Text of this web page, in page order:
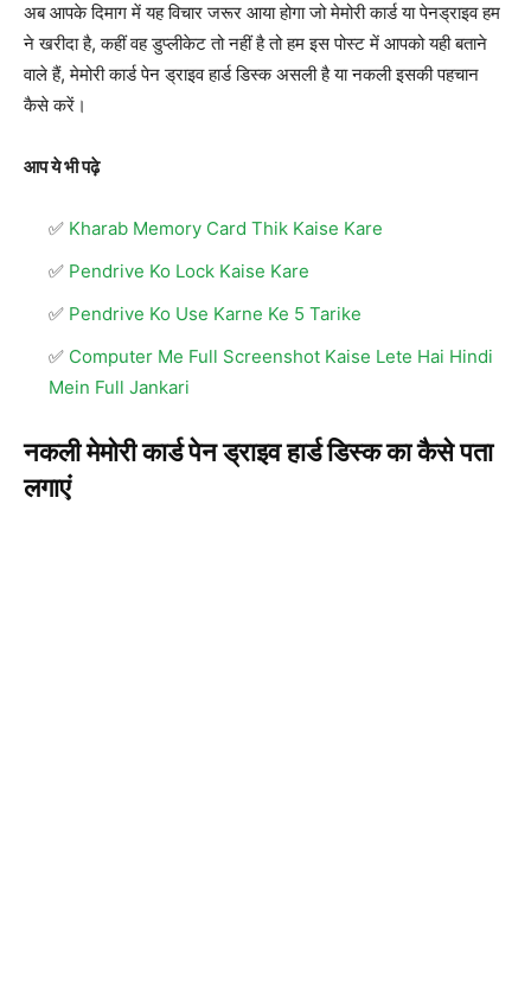
अब आपके दिमाग में यह विचार जरूर आया होगा जो मेमोरी कार्ड या पेनड्राइव हम
ने खरीदा है, कहीं वह डुप्लीकेट तो नहीं है तो हम इस पोस्ट में आपको यही बताने
वाले हैं, मेमोरी कार्ड पेन ड्राइव हार्ड डिस्क असली है या नकली इसकी पहचान
कैसे करें।
आप ये भी पढ़े
Kharab Memory Card Thik Kaise Kare
Pendrive Ko Lock Kaise Kare
Pendrive Ko Use Karne Ke 5 Tarike
Computer Me Full Screenshot Kaise Lete Hai Hindi
Mein Full Jankari
नकली मेमोरी कार्ड पेन ड्राइव हार्ड डिस्क का कैसे पता
लगाएं